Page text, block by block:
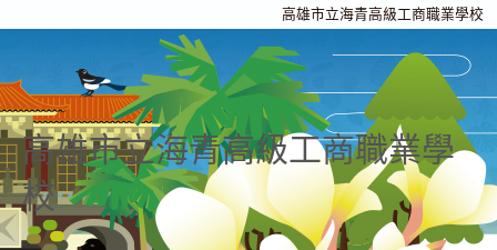
高雄市立海青高級工商職業學校
高雄市立海青高級工商職業學
校